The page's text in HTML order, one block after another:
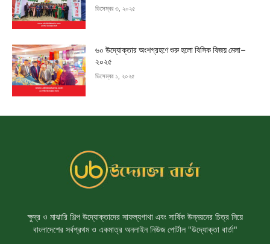
ডিসেম্বর ৩, ২০২৫
৬০ উদ্যোক্তার অংশগ্রহণে শুরু হলো বিসিক বিজয় মেলা–
২০২৫
ডিসেম্বর ১, ২০২৫
ক্ষুদ্র ও মাঝারি শিল্প উদ্যোক্তাদের সাফল্যগাথা এবং সার্বিক উন্নয়নের চিত্র নিয়ে
বাংলাদেশের সর্বপ্রথম ও একমাত্র অনলাইন নিউজ পোর্টাল "উদ্যোক্তা বার্তা"